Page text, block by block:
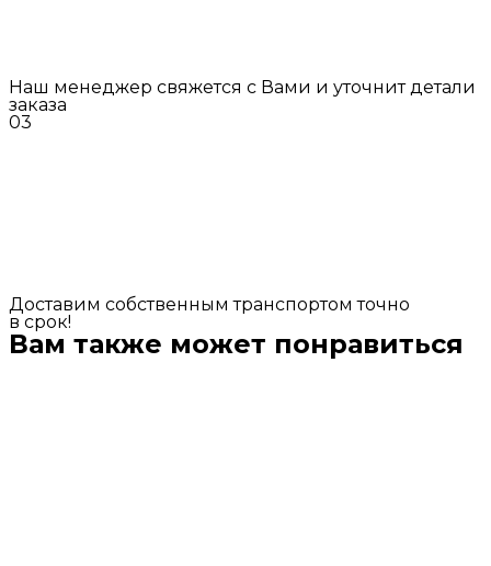
Наш менеджер свяжется с Вами и уточнит детали
заказа
03
Доставим собственным транспортом точно
в срок!
Вам также может понравиться